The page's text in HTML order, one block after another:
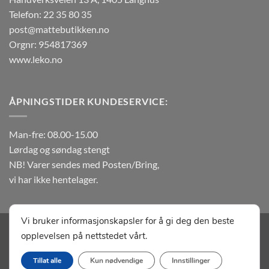
produktsiden
Telefon: 22 35 80 35
post@mattebutikken.no
Orgnr: 954817369
www.leko.no
ÅPNINGSTIDER KUNDESERVICE:
Man-fre: 08.00-15.00
Lørdag og søndag stengt
NB! Varer sendes med Posten/Bring,
vi har ikke hentelager.
Visa MasterCardKlarna
OM MATTEBUTIKKEN.NO KONTAKT OSS SALGSBETINGELSER
Vi bruker informasjonskapsler for å gi deg den beste
opplevelsen på nettstedet vårt.
Tillat alle Kun nødvendige Innstillinger